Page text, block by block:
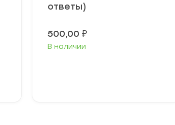
ответы)
500,00 ₽
В наличии